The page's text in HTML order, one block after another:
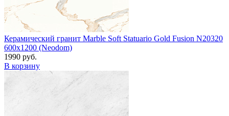
Керамический гранит Marble Soft Statuario Gold Fusion N20320
600x1200 (Neodom)
1990 руб.
В корзину